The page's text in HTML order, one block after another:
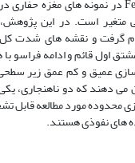
متغیر است. در این
گرفت و نقشه های شدت
اول قائم و ادامه فراسو
عمیق و کم عمق زیر
دهند که دو ناهنجاری،
محدوده مورد مطالعه قابل
های نفوذی هستند.